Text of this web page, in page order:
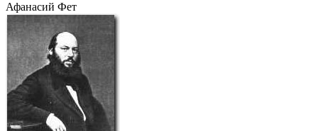
Афанасий Фет